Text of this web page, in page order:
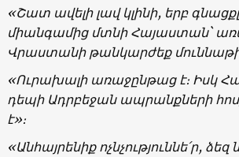
«Շատ ավելի լավ կլինի, երբ
միանգամից մտնի Հայաստան`
Վրաստանի թանկարժեք
«Ուրախալի առաջընթաց է։ Իսկ
դեպի Ադրբեջան ապրանքների
է»։
«Անհայրենիք ոչնչություննե՛ր, ձեզ